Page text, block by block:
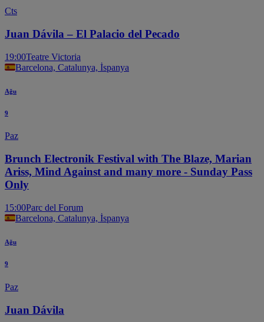
Cts
Juan Dávila – El Palacio del Pecado
19:00Teatre Victoria
Barcelona, Catalunya, İspanya
Ağu
9
Paz
Brunch Electronik Festival with The Blaze, Marian
Ariss, Mind Against and many more - Sunday Pass
Only
15:00Parc del Forum
Barcelona, Catalunya, İspanya
Ağu
9
Paz
Juan Dávila